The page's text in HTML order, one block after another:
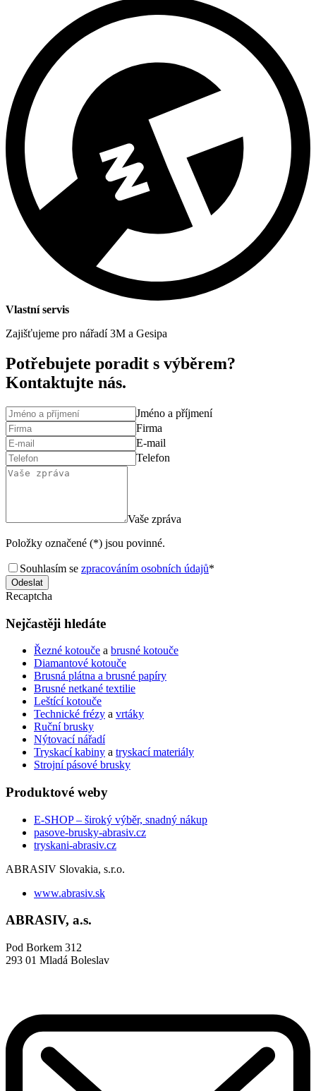
Vlastní servis
Zajišťujeme pro nářadí 3M a Gesipa
Potřebujete poradit s výběrem?
Kontaktujte nás.
Jméno a příjmení
Firma
E-mail
Telefon
Vaše zpráva
Položky označené (*) jsou povinné.
Souhlasím se zpracováním osobních údajů*
Odeslat
Recaptcha
Nejčastěji hledáte
Řezné kotouče a brusné kotouče
Diamantové kotouče
Brusná plátna a brusné papíry
Brusné netkané textilie
Leštící kotouče
Technické frézy a vrtáky
Ruční brusky
Nýtovací nářadí
Tryskací kabiny a tryskací materiály
Strojní pásové brusky
Produktové weby
E-SHOP – široký výběr, snadný nákup
pasove-brusky-abrasiv.cz
tryskani-abrasiv.cz
ABRASIV Slovakia, s.r.o.
www.abrasiv.sk
ABRASIV, a.s.
Pod Borkem 312
293 01 Mladá Boleslav